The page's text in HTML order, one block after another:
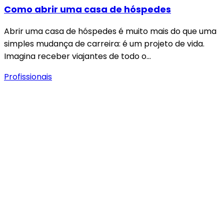
Como abrir uma casa de hóspedes
Abrir uma casa de hóspedes é muito mais do que uma
simples mudança de carreira: é um projeto de vida.
Imagina receber viajantes de todo o…
Profissionais